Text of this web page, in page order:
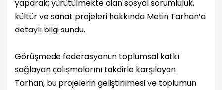
yaparak; yürütülmekte olan sosyal sorumluluk,
kültür ve sanat projeleri hakkında Metin Tarhan’a
detaylı bilgi sundu.
Görüşmede federasyonun toplumsal katkı
sağlayan çalışmalarını takdirle karşılayan
Tarhan, bu projelerin geliştirilmesi ve toplumun